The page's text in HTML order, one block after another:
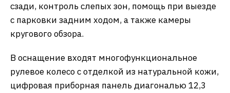
сзади, контроль слепых зон, помощь при выезде
с парковки задним ходом, а также камеры
кругового обзора.
В оснащение входят многофункциональное
рулевое колесо с отделкой из натуральной кожи,
цифровая приборная панель диагональю 12,3